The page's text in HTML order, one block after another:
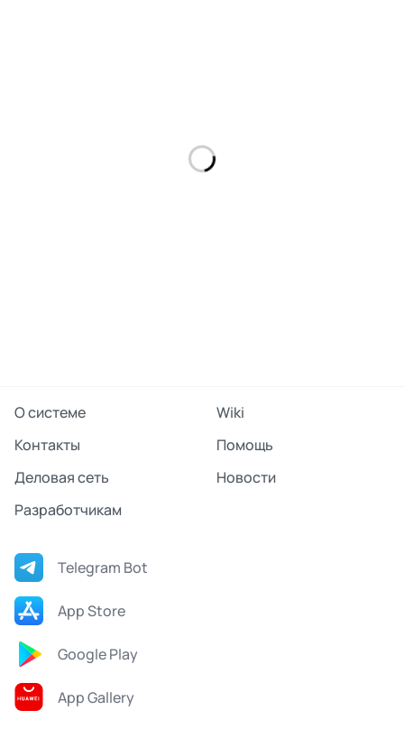
О системе
Wiki
Контакты
Помощь
Деловая сеть
Новости
Разработчикам
Telegram Bot
App Store
Google Play
App Gallery